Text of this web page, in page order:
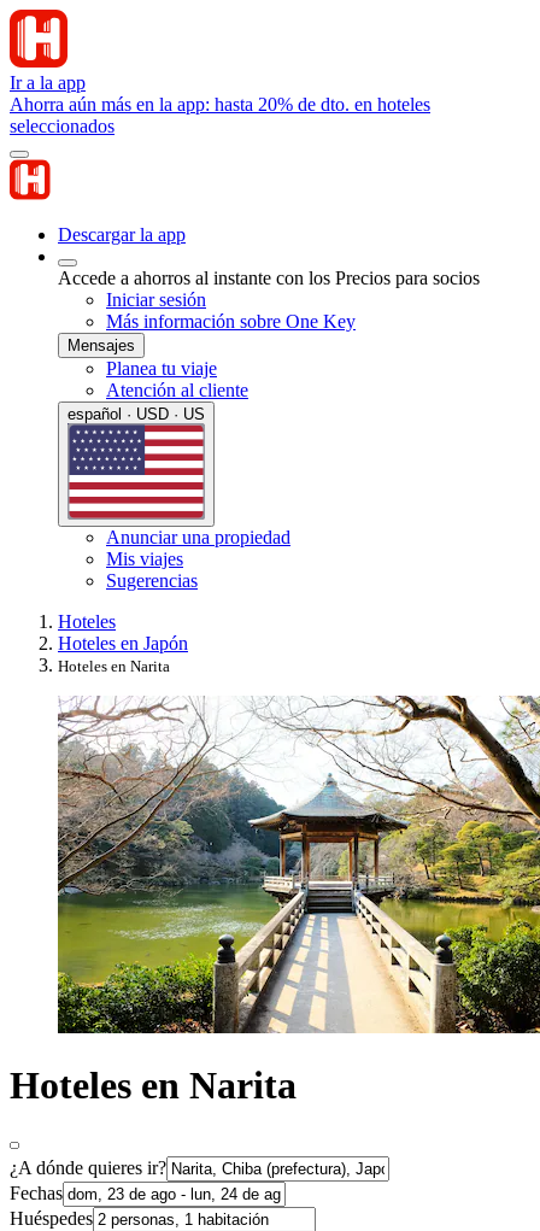
Ir a la app
Ahorra aún más en la app: hasta 20% de dto. en hoteles
seleccionados
Descargar la app
Accede a ahorros al instante con los Precios para socios
Iniciar sesión
Más información sobre One Key
Mensajes
Planea tu viaje
Atención al cliente
español · USD · US
Anunciar una propiedad
Mis viajes
Sugerencias
Hoteles
Hoteles en Japón
Hoteles en Narita
Hoteles en Narita
¿A dónde quieres ir?
Fechas
Huéspedes